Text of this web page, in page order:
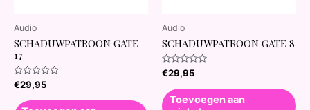
Audio
SCHADUWPATROON GATE
17
Waardering
0
5
€29,95
Audio
SCHADUWPATROON GATE 8
Waardering
0
5
€29,95
Toevoegen aan